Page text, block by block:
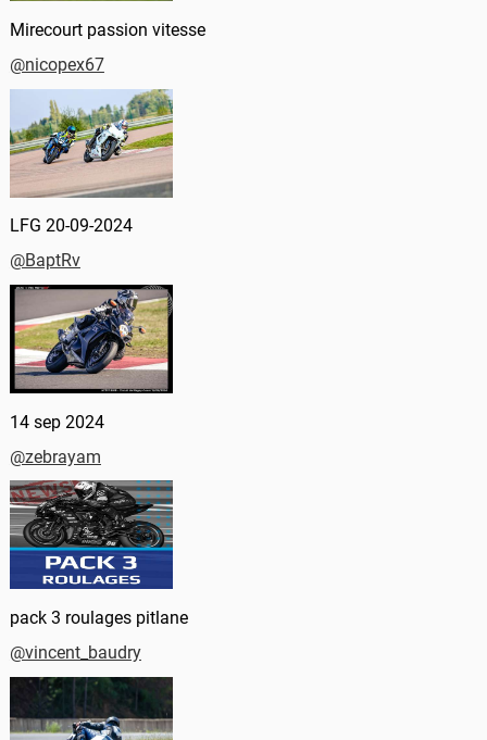
Mirecourt passion vitesse
@nicopex67
LFG 20-09-2024
@BaptRv
14 sep 2024
@zebrayam
pack 3 roulages pitlane
@vincent_baudry